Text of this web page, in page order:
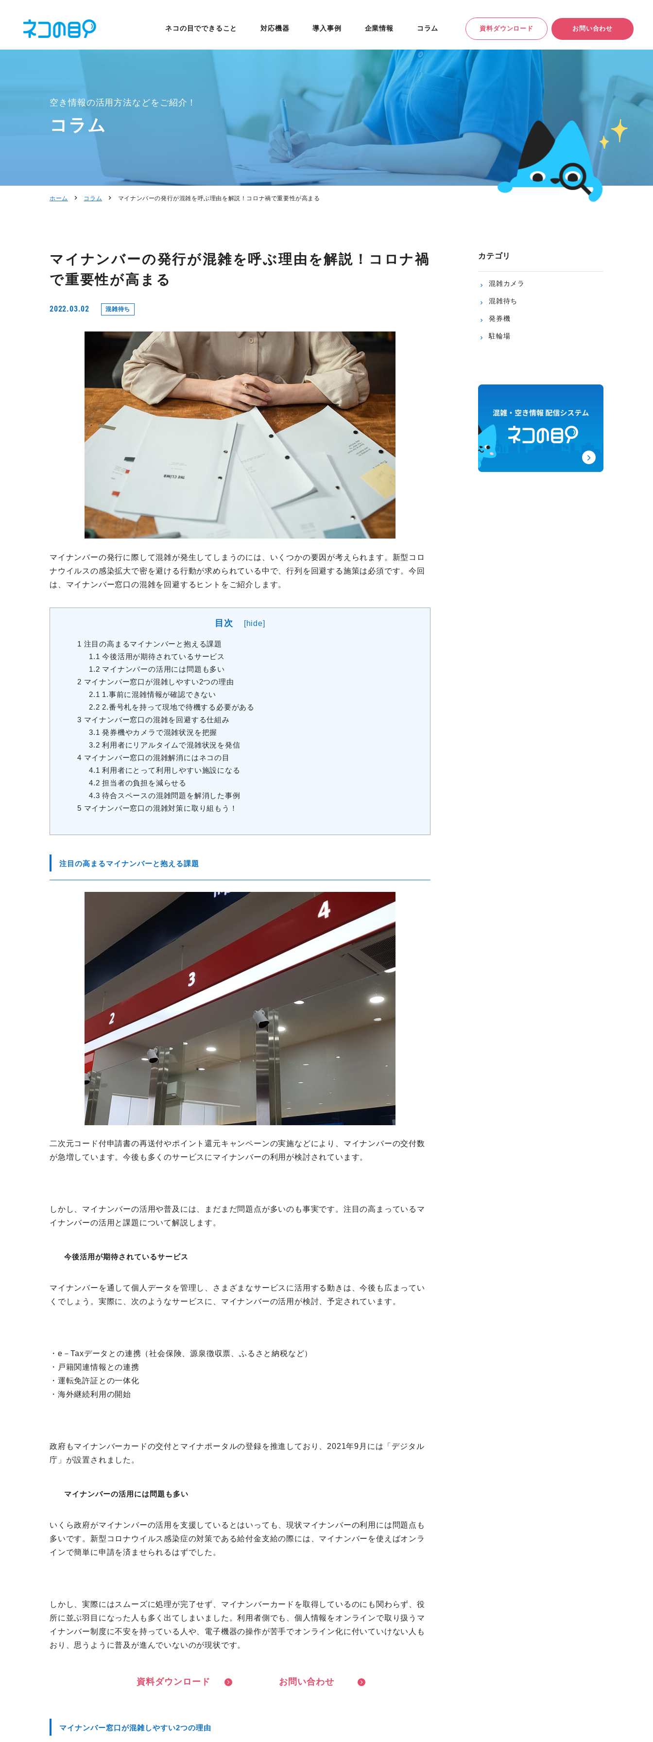
ネコの目でできること 対応機器 導入事例 企業情報 コラム 資料ダウ ンロ ー ド お 問 い合わせ
空き情報の活用方法などをご紹介！
コラム
ホーム コラム マイナンバーの発行が混雑を呼ぶ理由を解説！コロナ禍で重要性が高まる
マイナンバーの発行が混雑を呼ぶ理由を解説！コロナ禍
で重要性が高まる
2022.03.02 混雑待ち
マイナンバーの発行に際して混雑が発生してしまうのには、いくつかの要因が考えられます。新型コロ
ナウイルスの感染拡大で密を避ける行動が求められている中で、行列を回避する施策は必須です。今回
は、マイナンバー窓口の混雑を回避するヒントをご紹介します。
目次 hide
1 注目の高まるマイナンバーと抱える課題
1.1 今後活用が期待されているサービス
1.2 マイナンバーの活用には問題も多い
2 マイナンバー窓口が混雑しやすい2つの理由
2.1 1.事前に混雑情報が確認できない
2.2 2.番号札を持って現地で待機する必要がある
3 マイナンバー窓口の混雑を回避する仕組み
3.1 発券機やカメラで混雑状況を把握
3.2 利用者にリアルタイムで混雑状況を発信
4 マイナンバー窓口の混雑解消にはネコの目
4.1 利用者にとって利用しやすい施設になる
4.2 担当者の負担を減らせる
4.3 待合スペースの混雑問題を解消した事例
5 マイナンバー窓口の混雑対策に取り組もう！
注目の高まるマイナンバーと抱える課題
二次元コード付申請書の再送付やポイント還元キャンペーンの実施などにより、マイナンバーの交付数
が急増しています。今後も多くのサービスにマイナンバーの利用が検討されています。
しかし、マイナンバーの活用や普及には、まだまだ問題点が多いのも事実です。注目の高まっているマ
イナンバーの活用と課題について解説します。
今後活用が期待されているサービス
マイナンバーを通して個人データを管理し、さまざまなサービスに活用する動きは、今後も広まってい
くでしょう。実際に、次のようなサービスに、マイナンバーの活用が検討、予定されています。
・e－Taxデータとの連携（社会保険、源泉徴収票、ふるさと納税など）
・ 戸籍関連情報との連携
・運転免許証との一体化
・海外継続利用の開始
政府もマイナンバーカードの交付とマイナポータルの登録を推進しており、2021年9月には「デジタル
庁」が設置されました。
マイナンバーの活用には問題も多い
いくら政府がマイナンバーの活用を支援しているとはいっても、現状マイナンバーの利用には問題点も
多いです。新型コロナウイルス感染症の対策である給付金支給の際には、マイナンバーを使えばオンラ
インで簡単に申請を済ませられるはずでした。
しかし、実際にはスムーズに処理が完了せず、マイナンバーカードを取得しているのにも関わらず、役
所に並ぶ羽目になった人も多く出てしまいました。利用者側でも、個人情報をオンラインで取り扱うマ
イナンバー制度に不安を持っている人や、電子機器の操作が苦手でオンライン化に付いていけない人も
おり、思うように普及が進んでいないのが現状です。
資料ダウ ン ロ ー ド お 問 い合わせ
マイナンバー窓口が混雑しやすい2つの理由
カテゴリ
混雑カメラ
混雑待ち
発券機
駐輪場